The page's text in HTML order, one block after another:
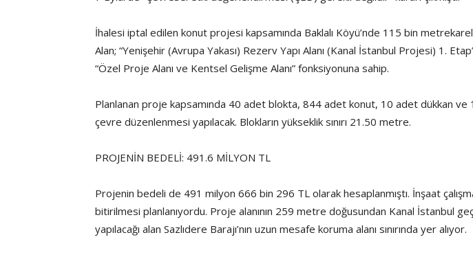
İhalesi iptal edilen konut projesi kapsamında Baklalı Köyü’nde 115 bin
Alan; “Yenişehir (Avrupa Yakası) Rezerv Yapı Alanı (Kanal İstanbul Projesi) 1.
“Özel Proje Alanı ve Kentsel Gelişme Alanı” fonksiyonuna sahip.
Planlanan proje kapsamında 40 adet blokta, 844 adet konut, 10 adet dükkan ve
çevre düzenlenmesi yapılacak. Blokların yükseklik sınırı 21.50 metre.
PROJENİN BEDELİ: 491.6 MİLYON TL
Projenin bedeli de 491 milyon 666 bin 296 TL olarak hesaplanmıştı. İnşaat
bitirilmesi planlanıyordu. Proje alanının 259 metre doğusundan Kanal İstanbul
yapılacağı alan Sazlıdere Barajı’nın uzun mesafe koruma alanı sınırında yer alıyor.